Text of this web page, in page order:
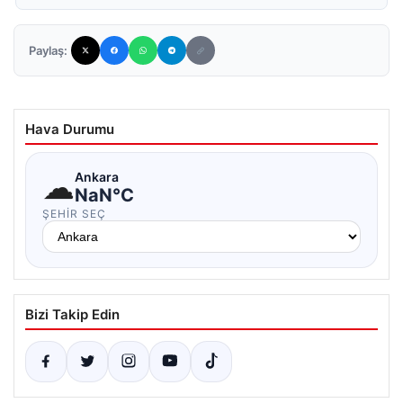
Paylaş:
Hava Durumu
☁Ankara
NaN°C
ŞEHIR SEÇ
Bizi Takip Edin